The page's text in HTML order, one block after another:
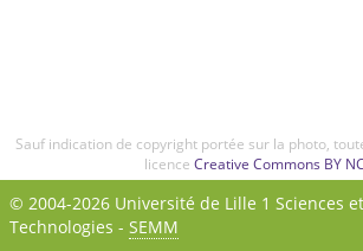
Sauf indication de copyright portée sur la photo,
licence Creative Commons BY
© 2004-2026 Université de Lille 1 Sciences et
Technologies - SEMM